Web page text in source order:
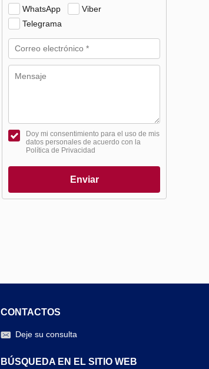
WhatsApp
Viber
Telegrama
Doy mi consentimiento para el uso de mis
datos personales de acuerdo con la
Política de Privacidad
Enviar
CONTACTOS
Deje su consulta
BÚSQUEDA EN EL SITIO WEB